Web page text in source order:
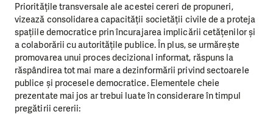
Prioritățile transversale ale acestei cereri de propuneri,
vizează consolidarea capacității societății civile de a proteja
spațiile democratice prin încurajarea implicării cetățenilor și
a colaborării cu autoritățile publice. În plus, se urmărește
promovarea unui proces decizional informat, răspuns la
răspândirea tot mai mare a dezinformării privind sectoarele
publice și procesele democratice. Elementele cheie
prezentate mai jos ar trebui luate în considerare în timpul
pregătirii cererii: